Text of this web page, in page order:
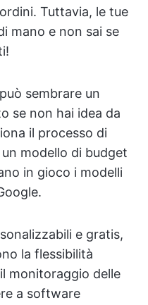
Tuttavia, le tue
mano e non sai se
sembrare un
se non hai idea da
il processo di
modello di budget
in gioco i modelli
e gratis,
la flessibilità
monitoraggio delle
a software